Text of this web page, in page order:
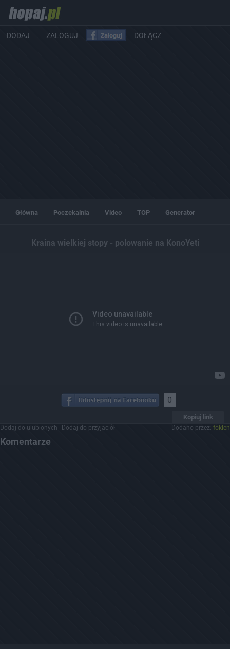
DODAJ ZALOGUJ DOŁĄCZ
Główna Poczekalnia Video TOP Generator
Kraina wielkiej stopy - polowanie na KonoYeti
0
Kopiuj link
Dodaj do ulubionych Dodaj do przyjaciół Dodano przez: foklen
Komentarze